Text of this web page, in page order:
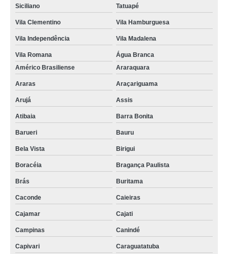
Siciliano Tatuapé
Vila Clementino Vila Hamburguesa
Vila Independência Vila Madalena
Vila Romana
Água Branca
Américo Brasiliense
Araraquara
Araras Araçariguama
Arujá Assis
Atibaia Barra Bonita
Barueri Bauru
Bela Vista Birigui
Boracéia Bragança Paulista
Brás Buritama
Caconde Caieiras
Cajamar Cajati
Campinas Canindé
Capivari Caraguatatuba